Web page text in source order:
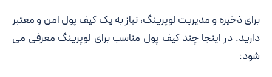
برای ذخیره و مدیریت لوپرینگ، نیاز به یک کیف پول امن و معتبر
دارید. در اینجا چند کیف پول مناسب برای لوپرینگ معرفی می
شود: